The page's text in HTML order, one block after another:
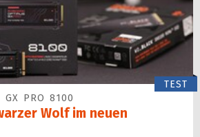
TEST
GX PRO 8100
Wolf im neuen